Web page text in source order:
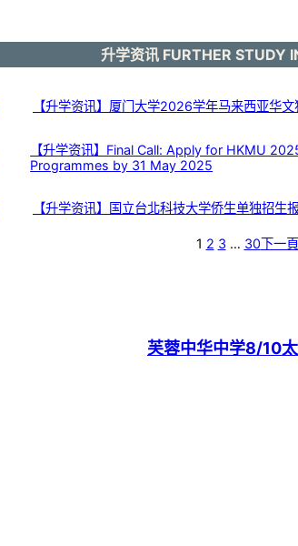
升学资讯 FURTHER STUDY
【升学资讯】厦门大学2026学年马来西亚华
【升学资讯】Final Call: Apply for HKMU
Programmes by 31 May 2025
【升学资讯】国立台北科技大学侨生单独招生
1 2 3 … 30下一頁
芙蓉中华中学8/10